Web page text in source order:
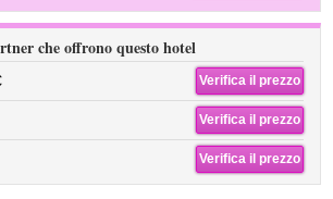
che offrono questo hotel
Verifica il prezzo
Verifica il prezzo
Verifica il prezzo